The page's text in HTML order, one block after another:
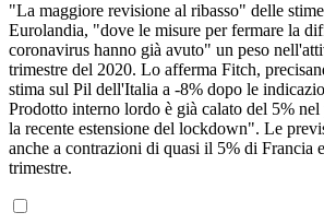
"La maggiore revisione al ribasso" delle
Eurolandia, "dove le misure per fermare la
coronavirus hanno già avuto" un peso
trimestre del 2020. Lo afferma Fitch,
stima sul Pil dell'Italia a -8% dopo le
Prodotto interno lordo è già calato del 5%
la recente estensione del lockdown". Le
anche a contrazioni di quasi il 5% di Francia
trimestre.